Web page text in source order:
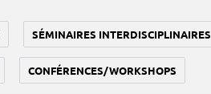
SÉMINAIRES INTERDISCIPLINAIRES
CONFÉRENCES/WORKSHOPS